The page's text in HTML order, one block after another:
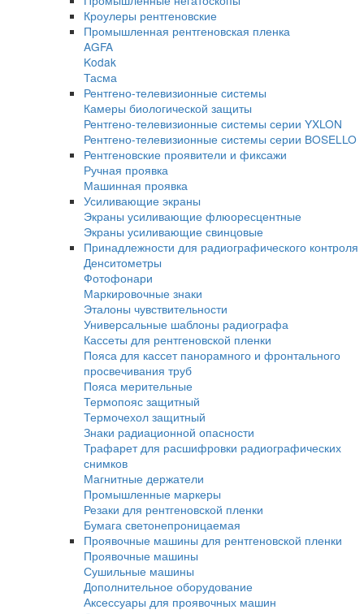
Автоматизированные системы УЗК
Оборудование для изготовления
дефектов
Ультразвуковые сканеры
Ручные сканеры
Автоматизированные сканеры
Гель и ингибиторы коррозии для УЗ
Преобразователи
Преобразователи для толщиномеров
Ультразвуковые преобразователи (УЗ
Стандартные образцы
Оборудование для радиографического
Комплексы цифровой радиографии
Промышленные рентгеновские аппараты
Импульсные рентгеновские аппараты
Переносные аппараты постоянного
Стационарные рентгеновские аппараты
Штативы, устройства крепления
Системы оцифровки рентгеновских
Промышленные негатоскопы
Кроулеры рентгеновские
Промышленная рентгеновская пленка
AGFA
Kodak
Тасма
Рентгено-телевизионные системы
Камеры биологической защиты
Рентгено-телевизионные системы серии
Рентгено-телевизионные системы серии
Рентгеновские проявители и фиксажи
Ручная проявка
Машинная проявка
Усиливающие экраны
Экраны усиливающие флюоресцентные